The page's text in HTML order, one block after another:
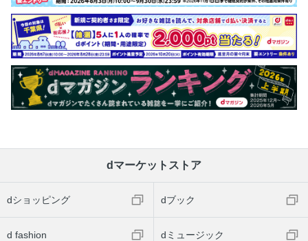
dマーケットストア
dショッピング dブック
d fashion dミュージック